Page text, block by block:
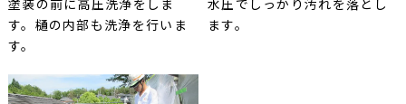
す。樋の内部も洗浄を行いま
す。
ます。